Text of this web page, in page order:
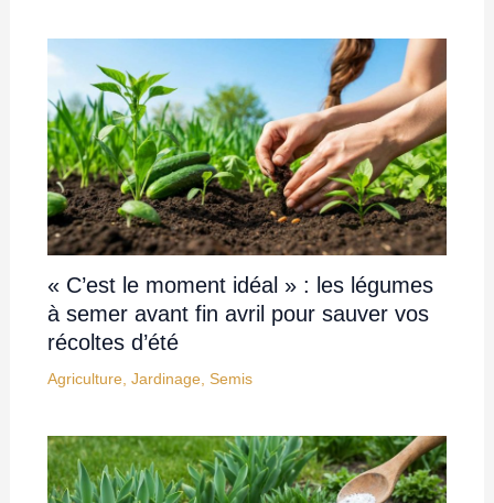
« C’est le moment idéal » : les légumes
à semer avant fin avril pour sauver vos
récoltes d’été
Agriculture, Jardinage, Semis